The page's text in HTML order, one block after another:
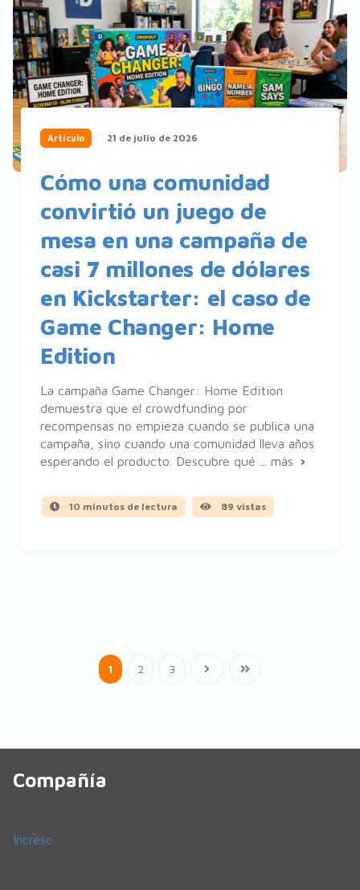
Artículo 21 de julio de 2026
Cómo una comunidad
convirtió un juego de
mesa en una campaña de
casi 7 millones de dólares
en Kickstarter: el caso de
Game Changer: Home
Edition
La campaña Game Changer: Home Edition
demuestra que el crowdfunding por
recompensas no empieza cuando se publica una
campaña, sino cuando una comunidad lleva años
esperando el producto. Descubre qué ... más
10 minutos de lectura 89 vistas
1 2 3
Compañía
Incresc